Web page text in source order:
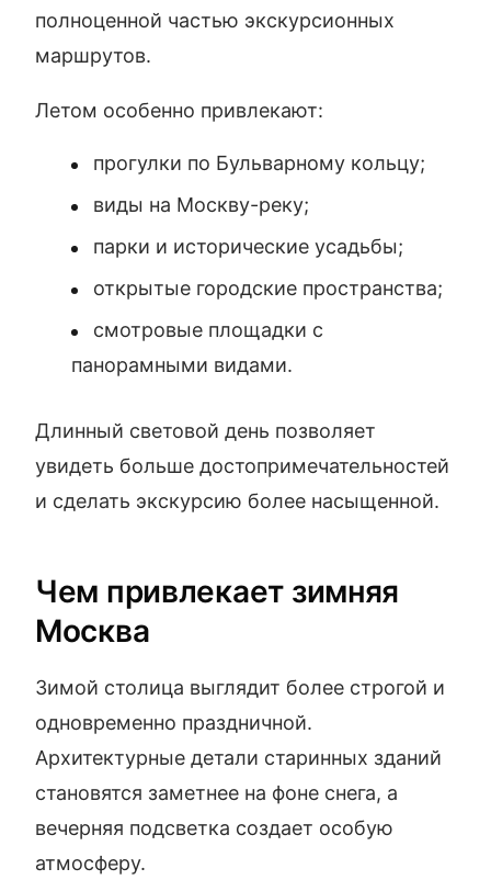
полноценной частью экскурсионных
маршрутов.
Летом особенно привлекают:
прогулки по Бульварному кольцу;
виды на Москву-реку;
парки и исторические усадьбы;
открытые городские пространства;
смотровые площадки с
панорамными видами.
Длинный световой день позволяет
увидеть больше достопримечательностей
и сделать экскурсию более насыщенной.
Чем привлекает зимняя
Москва
Зимой столица выглядит более строгой и
одновременно праздничной.
Архитектурные детали старинных зданий
становятся заметнее на фоне снега, а
вечерняя подсветка создает особую
атмосферу.